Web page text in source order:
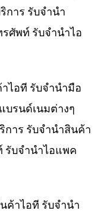
การ รับจำนำ
ศัพท์ รับจำนำไอ
ไอที รับจำนำมือ
บรนด์เนมต่างๆ
การ รับจำนำสินค้า
รับจำนำไอแพค
ค้าไอที รับจำนำ